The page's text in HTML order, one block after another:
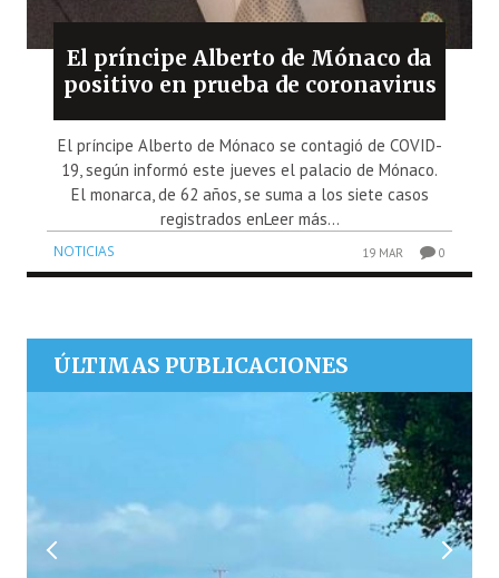
El príncipe Alberto de Mónaco da
positivo en prueba de coronavirus
El príncipe Alberto de Mónaco se contagió de COVID-
19, según informó este jueves el palacio de Mónaco.
El monarca, de 62 años, se suma a los siete casos
registrados enLeer más...
NOTICIAS 19 MAR 0
ÚLTIMAS PUBLICACIONES